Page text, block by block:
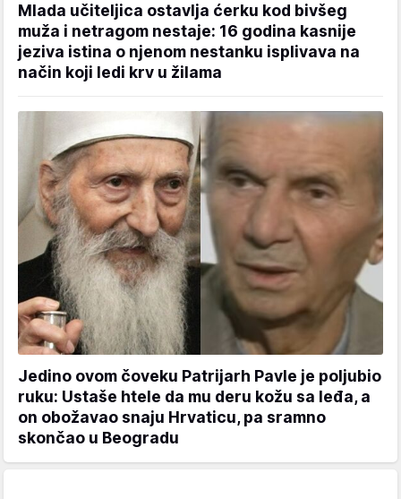
Mlada učiteljica ostavlja ćerku kod bivšeg
muža i netragom nestaje: 16 godina kasnije
jeziva istina o njenom nestanku isplivava na
način koji ledi krv u žilama
Jedino ovom čoveku Patrijarh Pavle je poljubio
ruku: Ustaše htele da mu deru kožu sa leđa, a
on obožavao snaju Hrvaticu, pa sramno
skončao u Beogradu